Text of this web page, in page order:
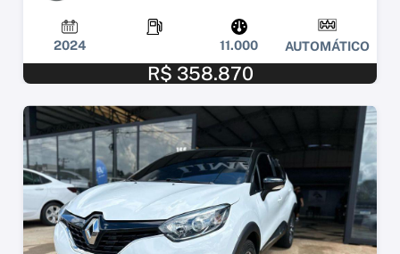
2024 11.000 AUTOMÁTICO
R$ 358.870